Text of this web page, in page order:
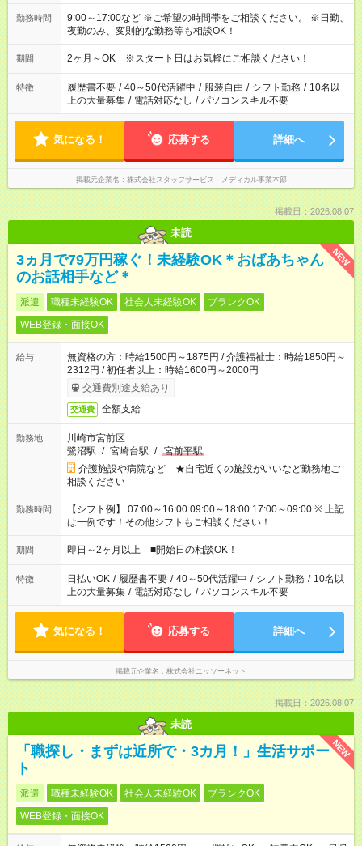
勤務時間
9:00～17:00など ※ご希望の時間帯をご相談ください。 ※日勤、
夜勤のみ、変則的な勤務等も相談OK！
期間 2ヶ月～OK ※スタート日はお気軽にご相談ください！
特徴 履歴書不要 / 40～50代活躍中 / 服装自由 / シフト勤務 / 10名以
上の大量募集 / 電話対応なし / パソコンスキル不要
気になる！ 応募する 詳細へ
掲載元企業名 株式会社スタッフサービス メディカル事業本部
掲載日：2026.08.07
未読
NEW
3ヵ月で79万円稼ぐ！未経験OK＊おばあちゃん
のお話相手など＊
派遣 職種未経験OK 社会人未経験OK
ブランクOK
WEB登録・面接OK
給与
無資格の方：時給1500円～1875円 / 介護福祉士：時給1850円～
2312円 / 初任者以上：時給1600円～2000円
交通費別途支給あり
交通費 全額支給
勤務地
川崎市宮前区
鷺沼駅 / 宮崎台駅 / 宮前平駅
介護施設や病院など ★自宅近くの施設がいいなど勤務地ご
相談ください
勤務時間
【シフト例】 07:00～16:00 09:00～18:00 17:00～09:00 ※ 上記
は一例です！その他シフトもご相談ください！
期間 即日～2ヶ月以上 ■開始日の相談OK！
特徴 日払いOK / 履歴書不要 / 40～50代活躍中 / シフト勤務 / 10名以
上の大量募集 / 電話対応なし / パソコンスキル不要
気になる！ 応募する 詳細へ
掲載元企業名 株式会社ニッソーネット
掲載日：2026.08.07
未読
NEW
「職探し・まずは近所で・3カ月！」生活サポー
ト
派遣 職種未経験OK 社会人未経験OK
ブランクOK
WEB登録・面接OK